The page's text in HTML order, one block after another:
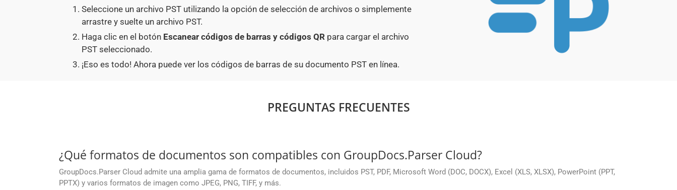
Seleccione un archivo PST utilizando la opción de selección de archivos o simplemente
arrastre y suelte un archivo PST.
Haga clic en el botón Escanear códigos de barras y códigos QR para cargar el archivo
PST seleccionado.
¡Eso es todo! Ahora puede ver los códigos de barras de su documento PST en línea.
PREGUNTAS FRECUENTES
¿Qué formatos de documentos son compatibles con GroupDocs.Parser Cloud?
GroupDocs.Parser Cloud admite una amplia gama de formatos de documentos, incluidos PST, PDF, Microsoft Word (DOC, DOCX), Excel (XLS, XLSX), PowerPoint (PPT,
PPTX) y varios formatos de imagen como JPEG, PNG, TIFF, y más.